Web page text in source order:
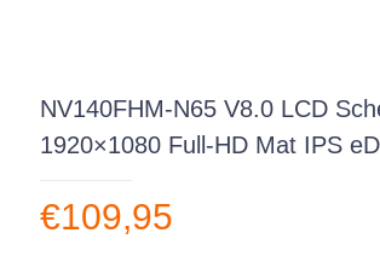
NV140FHM-N65 V8.0 LCD
1920×1080 Full-HD Mat IPS
€109,95